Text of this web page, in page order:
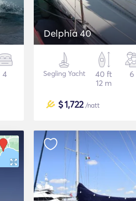
4
Delphia 40
Segling Yacht
40 ft
12 m
6
$1,722/natt